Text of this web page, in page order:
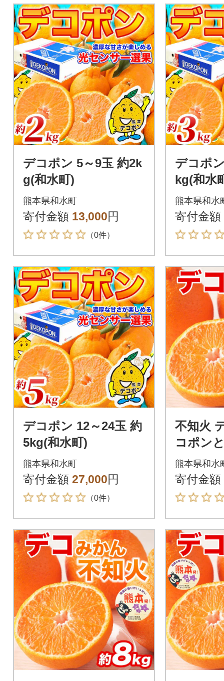
デコポン 5～9玉 約2k
g(和水町)
熊本県和水町
寄付金額 13,000円
（0件）
デコポ
kg(和水
熊本県和水
寄付金額
デコポン 12～24玉 約
5kg(和水町)
熊本県和水町
寄付金額 27,000円
（0件）
不知火
コポン
4玉 約
熊本県和水
寄付金額